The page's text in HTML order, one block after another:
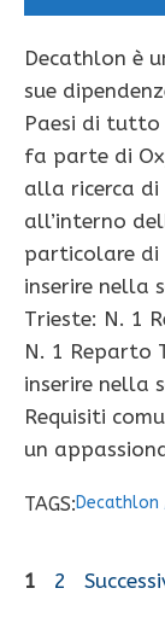
Decathlon è
sue
Paesi di tutto
fa parte di
alla ricerca di
all’interno
particolare di
inserire nella
Trieste: N. 1
N. 1 Reparto
inserire nella
Requisiti
un
TAGS:Decathlon
Pagina
1 Pagina
2